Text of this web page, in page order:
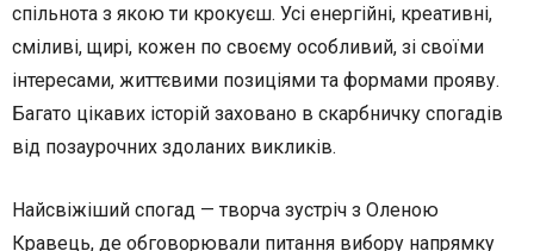
спільнота з якою ти крокуєш. Усі енергійні, креативні,
сміливі, щирі, кожен по своєму особливий, зі своїми
інтересами, життєвими позиціями та формами прояву.
Багато цікавих історій заховано в скарбничку спогадів
від позаурочних здоланих викликів.
Найсвіжіший спогад — творча зустріч з Оленою
Кравець, де обговорювали питання вибору напрямку